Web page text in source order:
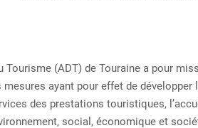
Tourisme (ADT) de Touraine a pour
mesures ayant pour effet de
des prestations touristiques,
social, économique et